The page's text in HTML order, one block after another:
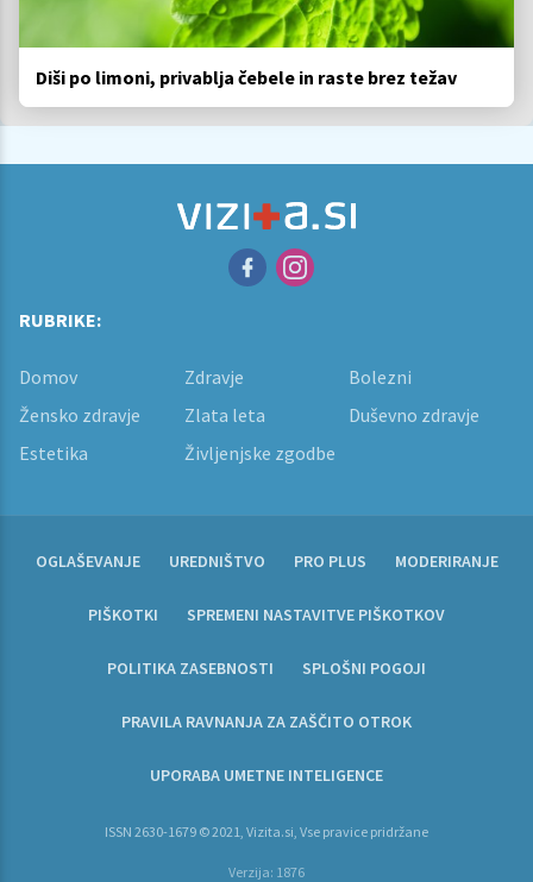
Diši po limoni, privablja čebele in raste brez težav
RUBRIKE:
Domov Zdravje
Bolezni
Žensko zdravje
Zlata leta
Duševno zdravje
Estetika
Življenjske zgodbe
OGLAŠEVANJE UREDNIŠTVO PRO PLUS MODERIRANJE
PIŠKOTKI SPREMENI NASTAVITVE PIŠKOTKOV
POLITIKA ZASEBNOSTI SPLOŠNI POGOJI
PRAVILA RAVNANJA ZA ZAŠČITO OTROK
UPORABA UMETNE INTELIGENCE
ISSN 2630-1679 © 2021, Vizita.si, Vse pravice pridržane
Verzija: 1876